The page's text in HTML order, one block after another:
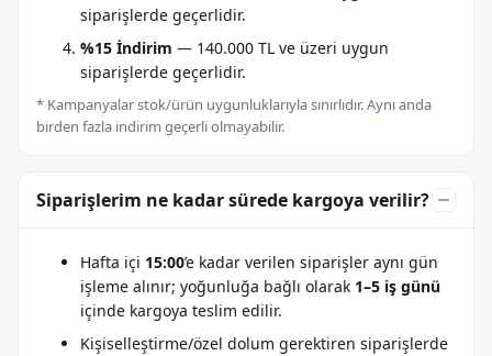
siparişlerde geçerlidir.
%15 İndirim — 140.000 TL ve üzeri uygun
siparişlerde geçerlidir.
* Kampanyalar stok/ürün uygunluklarıyla sınırlıdır. Aynı anda
birden fazla indirim geçerli olmayabilir.
Siparişlerim ne kadar sürede kargoya verilir?
Hafta içi 15:00’e kadar verilen siparişler aynı gün
işleme alınır; yoğunluğa bağlı olarak 1–5 iş günü
içinde kargoya teslim edilir.
Kişiselleştirme/özel dolum gerektiren siparişlerde